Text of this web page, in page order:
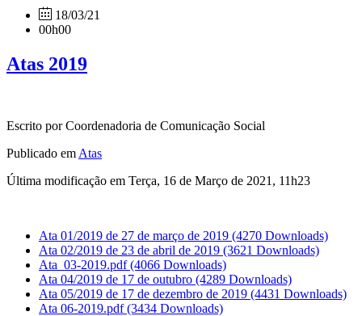
18/03/21
00h00
Atas 2019
Escrito por Coordenadoria de Comunicação Social
Publicado em Atas
Última modificação em Terça, 16 de Março de 2021, 11h23
Ata 01/2019 de 27 de março de 2019 (4270 Downloads)
Ata 02/2019 de 23 de abril de 2019 (3621 Downloads)
Ata_03-2019.pdf(4066 Downloads)
Ata 04/2019 de 17 de outubro (4289 Downloads)
Ata 05/2019 de 17 de dezembro de 2019 (4431 Downloads)
Ata 06-2019.pdf(3434 Downloads)